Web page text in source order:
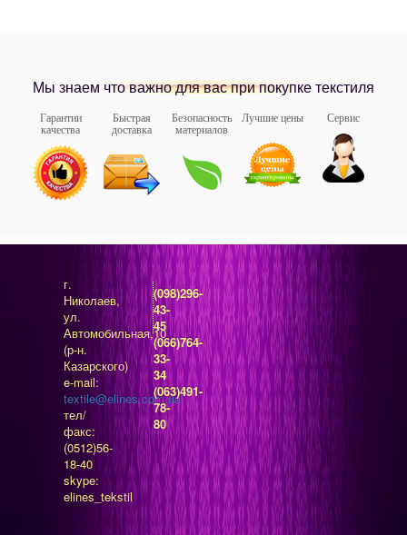
Мы знаем что важно для вас при покупке текстиля
Гарантии
качества
Быстрая
доставка
Безопасность
материалов
Лучшие цены Сервис
г.
Николаев,
ул.
Автомобильная,10
(р-н.
Казарского)
e-mail:
textile@elines.com.ua
тел/
факс:
(0512)56-
18-40
skype:
elines_tekstil
(098)296-
43-
45
(066)764-
33-
34
(063)491-
78-
80